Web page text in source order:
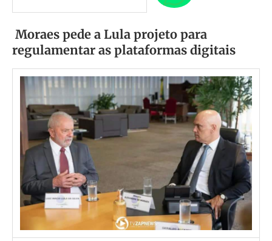
Moraes pede a Lula projeto para
regulamentar as plataformas digitais